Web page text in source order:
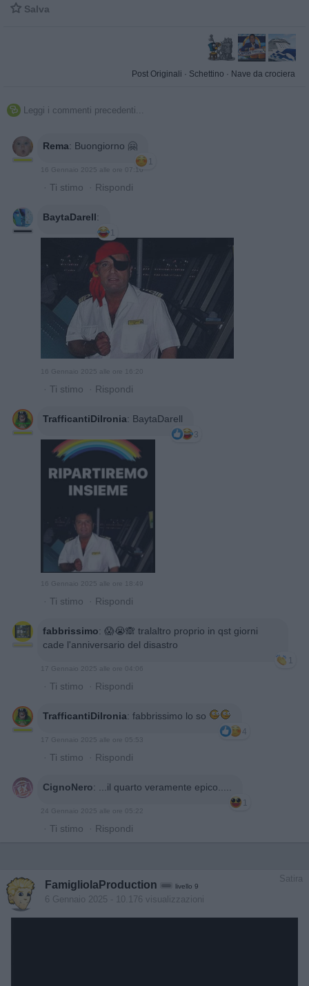
 Salva
Post Originali · Schettino · Nave da crociera
 Leggi i commenti precedenti...
Rema: Buongiorno 🤗
1
16 Gennaio 2025 alle ore 07:10
· Ti stimo · Rispondi
BaytaDarell:
1
16 Gennaio 2025 alle ore 16:20
· Ti stimo · Rispondi
TrafficantiDiIronia: BaytaDarell
3
16 Gennaio 2025 alle ore 18:49
· Ti stimo · Rispondi
fabbrissimo: 😱😭🙈 tralaltro proprio in qst giorni
cade l'anniversario del disastro
1
17 Gennaio 2025 alle ore 04:06
· Ti stimo · Rispondi
TrafficantiDiIronia: fabbrissimo lo so
4
17 Gennaio 2025 alle ore 05:53
· Ti stimo · Rispondi
CignoNero: ...il quarto veramente epico.....
1
24 Gennaio 2025 alle ore 05:22
· Ti stimo · Rispondi
Satira
FamigliolaProduction livello 9
6 Gennaio 2025 - 10.176 visualizzazioni